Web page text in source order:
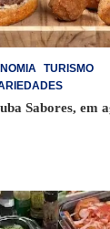
TURISMO
Sabores, em